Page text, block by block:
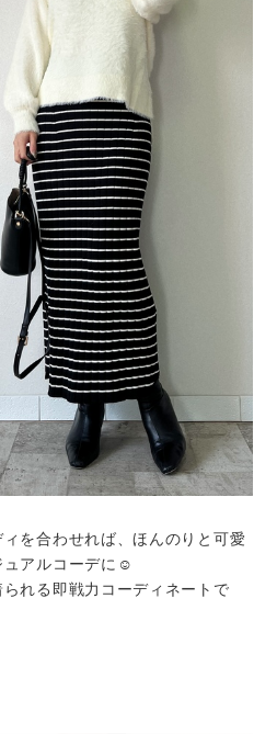
を合わせれば、ほんのりと可愛
ュアルコーデに☺︎
れる即戦力コーディネートで